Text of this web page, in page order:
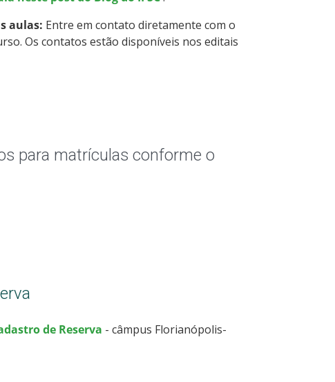
aulas: Entre em contato diretamente com o
Os contatos estão disponíveis nos editais
para matrículas conforme o
de Reserva - câmpus Florianópolis-